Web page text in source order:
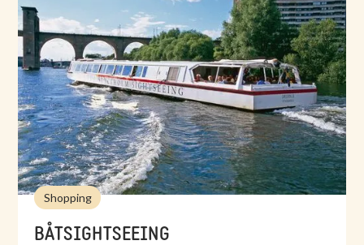
Shopping
BÅTSIGHTSEEING